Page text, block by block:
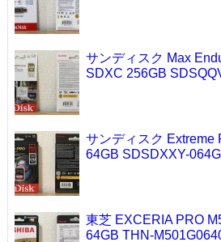
サンディスク Max
SDXC 256GB
サンディスク Extreme
64GB SDSDXXY-
東芝 EXCERIA PRO
64GB THN-